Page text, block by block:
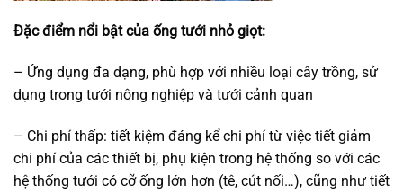
Đặc điểm nổi bật của ống tưới nhỏ giọt:
– Ứng dụng đa dạng, phù hợp với nhiều loại cây trồng, sử
dụng trong tưới nông nghiệp và tưới cảnh quan
– Chi phí thấp: tiết kiệm đáng kể chi phí từ việc tiết giảm
chi phí của các thiết bị, phụ kiện trong hệ thống so với các
hệ thống tưới có cỡ ống lớn hơn (tê, cút nối…), cũng như tiết